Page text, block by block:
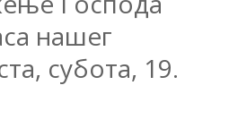
нашег
субота, 19.